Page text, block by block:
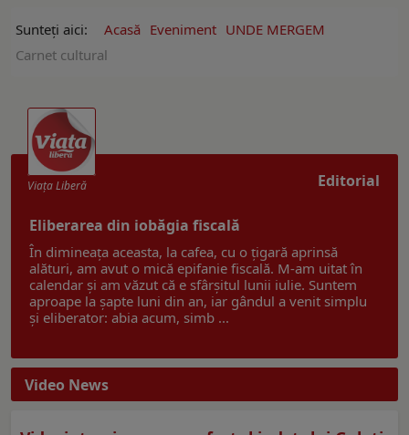
Sunteți aici: Acasă Eveniment UNDE MERGEM
Carnet cultural
Editorial
Viaţa Liberă
Eliberarea din iobăgia fiscală
În dimineața aceasta, la cafea, cu o țigară aprinsă
alături, am avut o mică epifanie fiscală. M-am uitat în
calendar și am văzut că e sfârșitul lunii iulie. Suntem
aproape la șapte luni din an, iar gândul a venit simplu
și eliberator: abia acum, simb ...
Video News